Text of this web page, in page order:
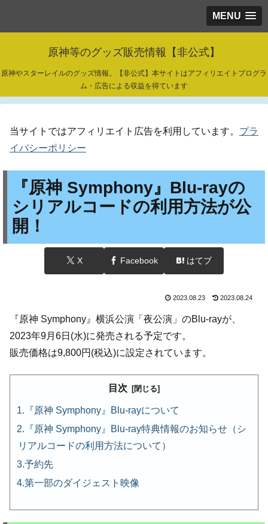
MENU
原神等のグッズ販売情報【非公式】
原神やスターレイルのグッズ情報。【非公式】本サイトはアフィリエイトプログラ
ム・広告による収益を得ています
当サイトではアフィリエイト広告を利用しています。 プラ
イバシーポリシー
『原神 Symphony』Blu-rayの
シリアルコードの利用方法が公
開！
X Facebook はてブ
2023.08.23 2023.08.24
『原神 Symphony』横浜公演「夜公演」のBlu-rayが、
2023年9月6日(水)に発売される予定です。
販売価格は9,800円(税込)に設定されています。
目次
『原神 Symphony』Blu-rayについて
『原神 Symphony』Blu-ray特典情報のお知らせ（シ
リアルコードの利用方法について）
予約先
第一部のダイジェスト映像